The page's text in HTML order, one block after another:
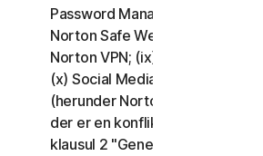
Password Manager; (vi) Norton
Norton Safe Web; (vii) Norton
Norton VPN; (ix)
(x) Social Media Monitoring og
(herunder Norton Virus
der er en konflikt eller
klausul 2 "Generelle